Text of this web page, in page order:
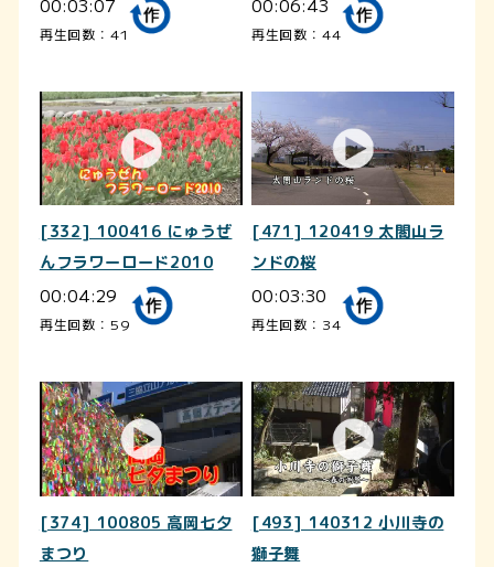
再生回数：41 再生回数：44
[332] 100416 にゅうぜ
んフラワーロード2010
00:04:29
再生回数：59
[471] 120419 太閤山ラ
ンドの桜
00:03:30
再生回数：34
[374] 100805 高岡七夕
まつり
[493] 140312 小川寺の
獅子舞